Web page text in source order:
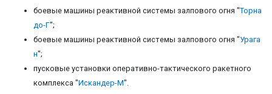
боевые машины реактивной системы залпового огня "Торна
до-Г";
боевые машины реактивной системы залпового огня "Урага
н";
пусковые установки оперативно-тактического ракетного
комплекса "Искандер-М".